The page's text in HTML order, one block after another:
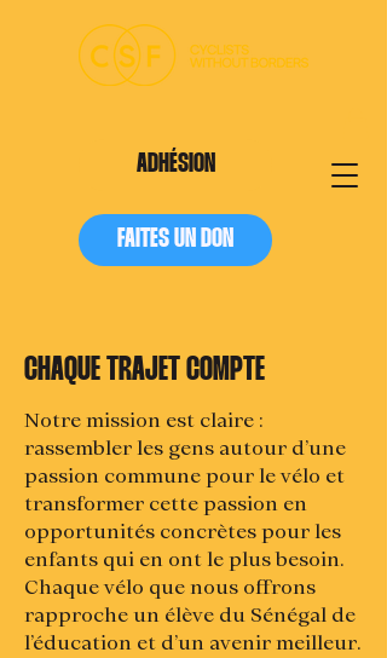
ADHÉSION
FAITES UN DON
CHAQUE TRAJET COMPTE
Notre mission est claire :
rassembler les gens autour d’une
passion commune pour le vélo et
transformer cette passion en
opportunités concrètes pour les
enfants qui en ont le plus besoin.
Chaque vélo que nous offrons
rapproche un élève du Sénégal de
l’éducation et d’un avenir meilleur.